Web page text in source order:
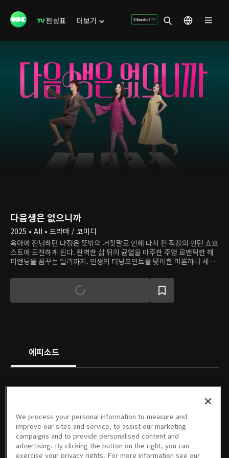
편성표 더보기
다음생은 없으니까
2025 • All • 드라마 / 코미디
육아에 전념하던 나정은 뜻밖의 거짓말로 인해 다시 전 직장의 인턴 쇼호
스트에 도전하게 된다. 완벽한 삶 뒤의 균열을 마주한 주영 로맨틱한 해
피엔딩을 꿈꾸는 일리까지. 인생의 터닝포인트를 맞이한 마흔하나 세 친
에피소드
01회
11/10/2025 • 1시간 1분
02회
11/11/2025 • 1시간 1분
03회
11/17/2025 • 1시간 1분
04회
11/18/2025 • 1시간 6분
05회
11/24/2025 • 1시간 4분
We process your personal information to measure and
improve our sites and service, to assist our marketing
campaigns and to provide personalised content and
advertising. By clicking the button on the right, you can
exercise your privacy rights. For more information see our